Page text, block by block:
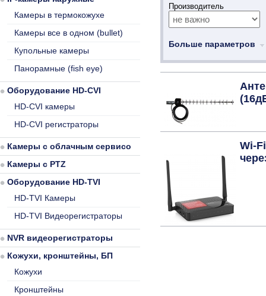
Производитель
Больше параметров
Wi-
Камеры в термокожухе
Камеры все в одном (bullet)
Купольные камеры
Панорамные (fish eye)
Оборудование HD-CVI
HD-CVI камеры
HD-CVI регистраторы
Камеры с облачным сервисом
Камеры с PTZ
Оборудование HD-TVI
HD-TVI Камеры
HD-TVI Видеорегистраторы
NVR видеорегистраторы
Кожухи, кронштейны, БП
Кожухи
Кронштейны